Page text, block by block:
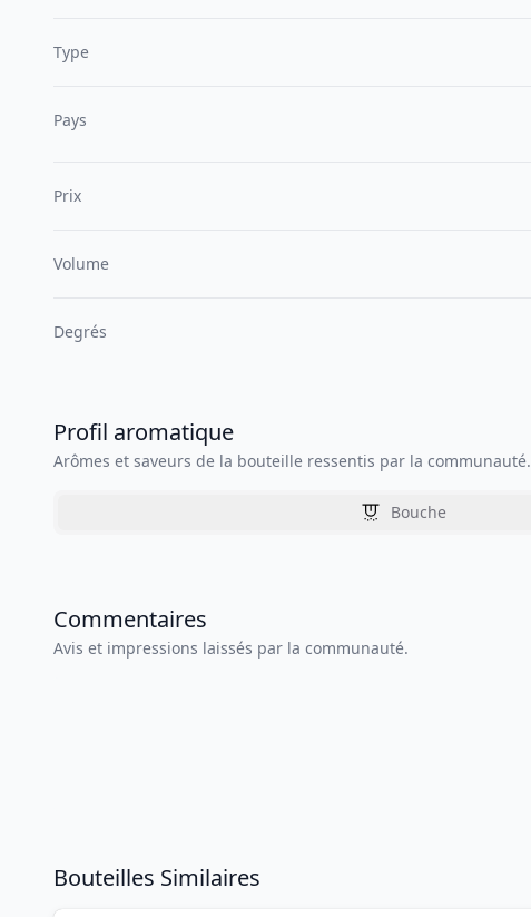
Type
Pays
Prix
Volume
Degrés
Profil aromatique
Arômes et saveurs de la bouteille ressentis par la communauté.
Bouche
Commentaires
Avis et impressions laissés par la communauté.
Bouteilles Similaires